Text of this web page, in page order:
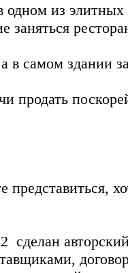
одном из
самом здании
продать